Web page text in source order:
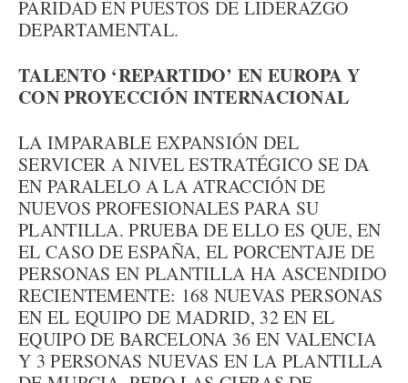
PARIDAD EN PUESTOS DE LIDERAZGO
DEPARTAMENTAL.
TALENTO ‘REPARTIDO’ EN EUROPA Y
CON PROYECCIÓN INTERNACIONAL
LA IMPARABLE EXPANSIÓN DEL
SERVICER A NIVEL ESTRATÉGICO SE DA
EN PARALELO A LA ATRACCIÓN DE
NUEVOS PROFESIONALES PARA SU
PLANTILLA. PRUEBA DE ELLO ES QUE, EN
EL CASO DE ESPAÑA, EL PORCENTAJE DE
PERSONAS EN PLANTILLA HA ASCENDIDO
RECIENTEMENTE: 168 NUEVAS PERSONAS
EN EL EQUIPO DE MADRID, 32 EN EL
EQUIPO DE BARCELONA 36 EN VALENCIA
Y 3 PERSONAS NUEVAS EN LA PLANTILLA